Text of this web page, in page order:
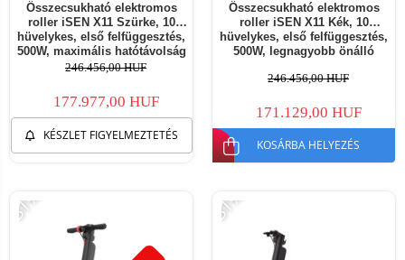
Összecsukható elektromos
roller iSEN X11 Szürke, 10
hüvelykes, első felfüggesztés,
500W, maximális hatótávolság
50km, maximális sebesség
246.456,00 HUF
177.977,00 HUF
KÉSZLET FIGYELMEZTETÉS
Összecsukható elektromos
roller iSEN X11 Kék, 10
hüvelykes, első felfüggesztés,
500W, legnagyobb önálló
legnagyobb sebesség 35 km/h,
246.456,00 HUF
171.129,00 HUF
KOSÁRBA HELYEZÉS
-31% -31%